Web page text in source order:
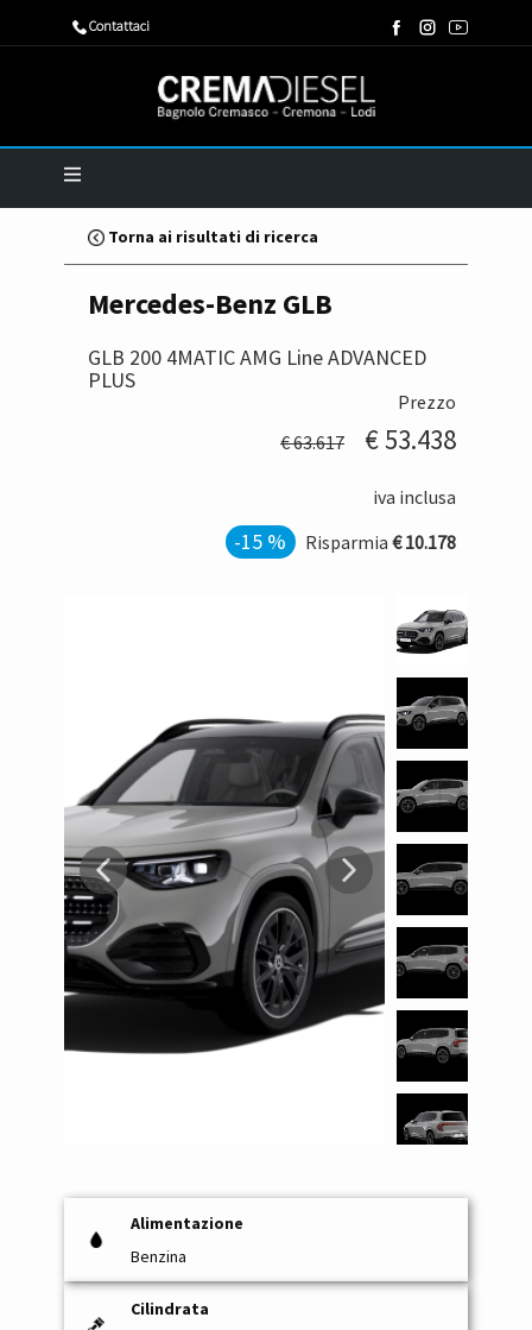
​Contattaci
Torna ai risultati di ricerca
Prezzo
Mercedes-Benz GLB
€ 53.438
€ 63.617
GLB 200 4MATIC AMG Line ADVANCED
PLUS
iva inclusa
Risparmia € 10.178
-15 %
Alimentazione
Benzina
Cilindrata